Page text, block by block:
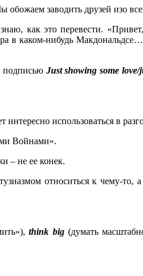
обожаем заводить друзей изо
как это перевести.
в каком-нибудь
подписью Just showing some
использоваться в
Войнами».
– не ее конек.
относиться к чему-
think big(думать